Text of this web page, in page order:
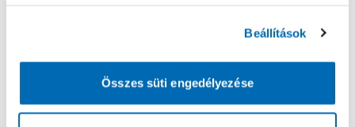
Beállítások
Összes süti engedélyezése